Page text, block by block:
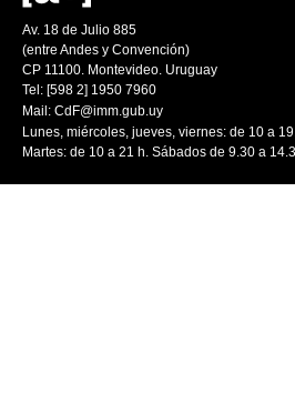
Av. 18 de Julio 885
(entre Andes y Convención)
CP 11100. Montevideo. Uruguay
Tel: [598 2] 1950 7960
Mail: CdF@imm.gub.uy
Lunes, miércoles, jueves, viernes: de 10 a
Martes: de 10 a 21 h. Sábados de 9.30 a